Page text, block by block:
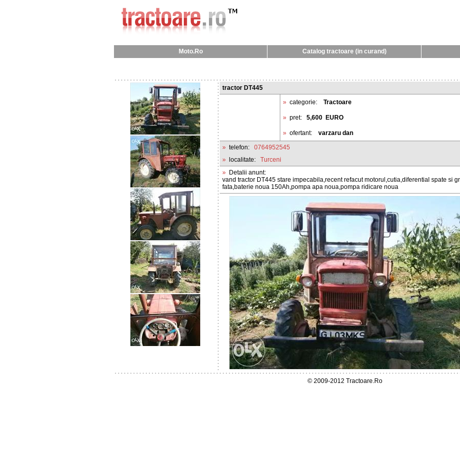
Moto.Ro Catalog tractoare (in curand)
tractor DT445
» categorie: Tractoare
» pret: 5,600 EURO
» ofertant:
varzaru dan
» telefon:
0764952545
»
localitate:
Turceni
»
Detalii anunt:
vand tractor DT445 stare impecabila,recent refacut motorul,cutia,diferential spate si
fata,baterie noua 150Ah,pompa apa noua,pompa ridicare noua
© 2009-2012 Tractoare.Ro